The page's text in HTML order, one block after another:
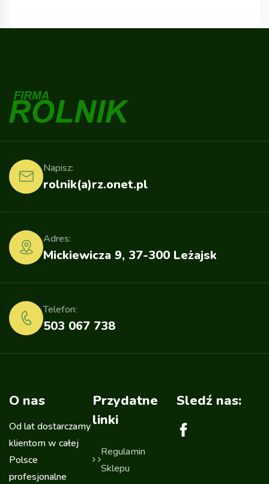
rolnik(a)rz.onet.pl
Napisz:
Mickiewicza 9, 37-300 Leżajsk
Adres:
503 067 738
Telefon:
O nas
Od lat dostarczamy
klientom w całej
Polsce
profesjonalne
Przydatne
linki
Regulamin
Sklepu
Sledź nas: